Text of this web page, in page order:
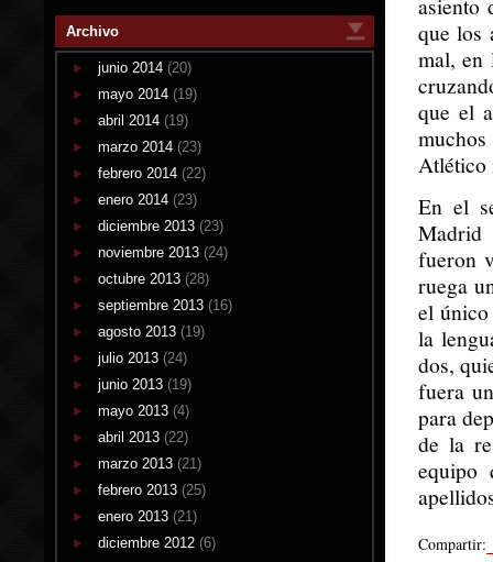
Archivo
junio 2014 (20)
mayo 2014 (19)
abril 2014 (19)
marzo 2014 (23)
febrero 2014 (22)
enero 2014 (23)
diciembre 2013 (23)
noviembre 2013 (24)
octubre 2013 (28)
septiembre 2013 (16)
agosto 2013 (19)
julio 2013 (24)
junio 2013 (19)
mayo 2013 (4)
abril 2013 (22)
marzo 2013 (21)
febrero 2013 (25)
enero 2013 (21)
diciembre 2012 (6)
que los
mal, en
que el
Atlético
En el
Madrid
fueron
ruega
el
la
dos,
fuera
para
de la
equipo
Compartir: